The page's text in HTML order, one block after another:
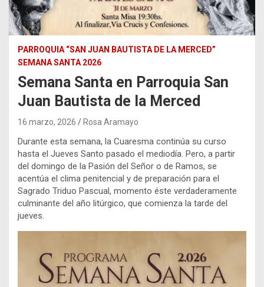
PARROQUIA “SAN JUAN BAUTISTA DE LA MERCED”
SEMANA SANTA 2026
Semana Santa en Parroquia San
Juan Bautista de la Merced
16 marzo, 2026 Rosa Aramayo
Durante esta semana, la Cuaresma continúa su curso
hasta el Jueves Santo pasado el mediodía. Pero, a partir
del domingo de la Pasión del Señor o de Ramos, se
acentúa el clima penitencial y de preparación para el
Sagrado Triduo Pascual, momento éste verdaderamente
culminante del año litúrgico, que comienza la tarde del
jueves.